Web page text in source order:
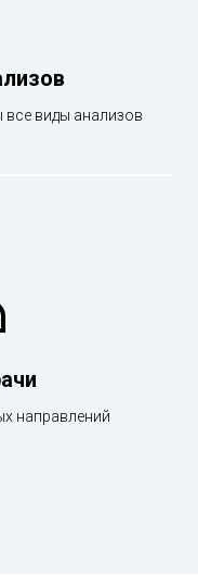
все виды анализов
направлений